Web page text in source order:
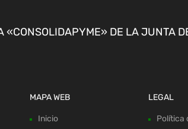
«CONSOLIDAPYME» DE LA JUNTA
MAPA WEB
Inicio
LEGAL
Política